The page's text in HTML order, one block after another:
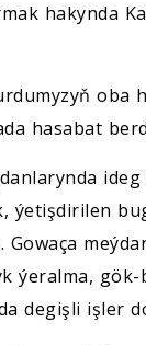
hakynda
oba
hasabat
ýetişdirilen
ýeralma,
degişli işler